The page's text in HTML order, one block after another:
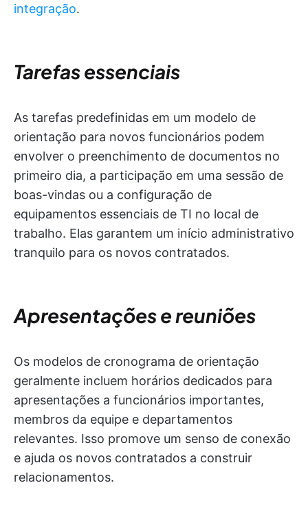
integração.
Tarefas essenciais
As tarefas predefinidas em um modelo de
orientação para novos funcionários podem
envolver o preenchimento de documentos no
primeiro dia, a participação em uma sessão de
boas-vindas ou a configuração de
equipamentos essenciais de TI no local de
trabalho. Elas garantem um início administrativo
tranquilo para os novos contratados.
Apresentações e reuniões
Os modelos de cronograma de orientação
geralmente incluem horários dedicados para
apresentações a funcionários importantes,
membros da equipe e departamentos
relevantes. Isso promove um senso de conexão
e ajuda os novos contratados a construir
relacionamentos.